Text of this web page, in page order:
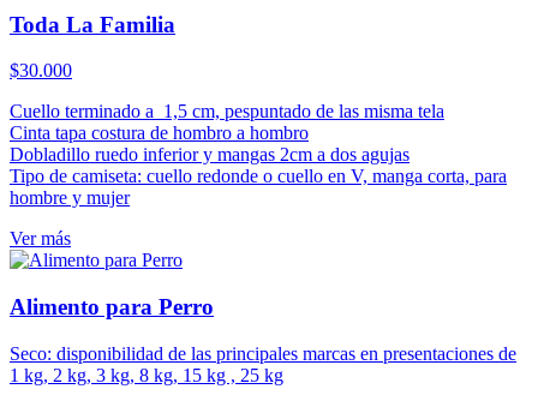
Toda La Familia
$30.000
Cuello terminado a 1,5 cm, pespuntado de las misma tela
Cinta tapa costura de hombro a hombro
Dobladillo ruedo inferior y mangas 2cm a dos agujas
Tipo de camiseta: cuello redonde o cuello en V, manga corta, para
hombre y mujer
Ver más
Alimento para Perro
Seco: disponibilidad de las principales marcas en presentaciones de
1 kg, 2 kg, 3 kg, 8 kg, 15 kg , 25 kg